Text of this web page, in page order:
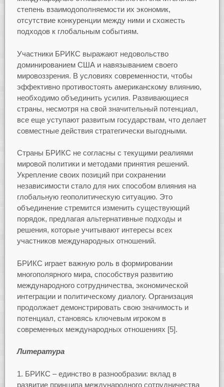
степень взаимодополняемости их экономик,
отсутствие конкуренции между ними и схожесть
подходов к глобальным событиям.
Участники БРИКС выражают недовольство
доминированием США и навязыванием своего
мировоззрения. В условиях современности, чтобы
эффективно противостоять американскому влиянию,
необходимо объединить усилия. Развивающиеся
страны, несмотря на свой значительный потенциал,
все еще уступают развитым государствам, что делает
совместные действия стратегически выгодными.
Страны БРИКС не согласны с текущими реалиями
мировой политики и методами принятия решений.
Укрепление своих позиций при сохранении
независимости стало для них способом влияния на
глобальную геополитическую ситуацию. Это
объединение стремится изменить существующий
порядок, предлагая альтернативные подходы и
решения, которые учитывают интересы всех
участников международных отношений.
БРИКС играет важную роль в формировании
многополярного мира, способствуя развитию
международного сотрудничества, экономической
интеграции и политическому диалогу. Организация
продолжает демонстрировать свою значимость и
потенциал, становясь ключевым игроком в
современных международных отношениях [5].
Литература
БРИКС – единство в разнообразии: вклад в
развитие принципа международного сотрудничества